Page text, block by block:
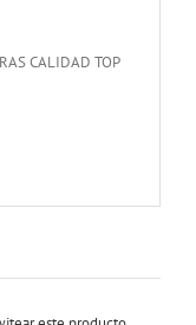
CALIDAD TOP